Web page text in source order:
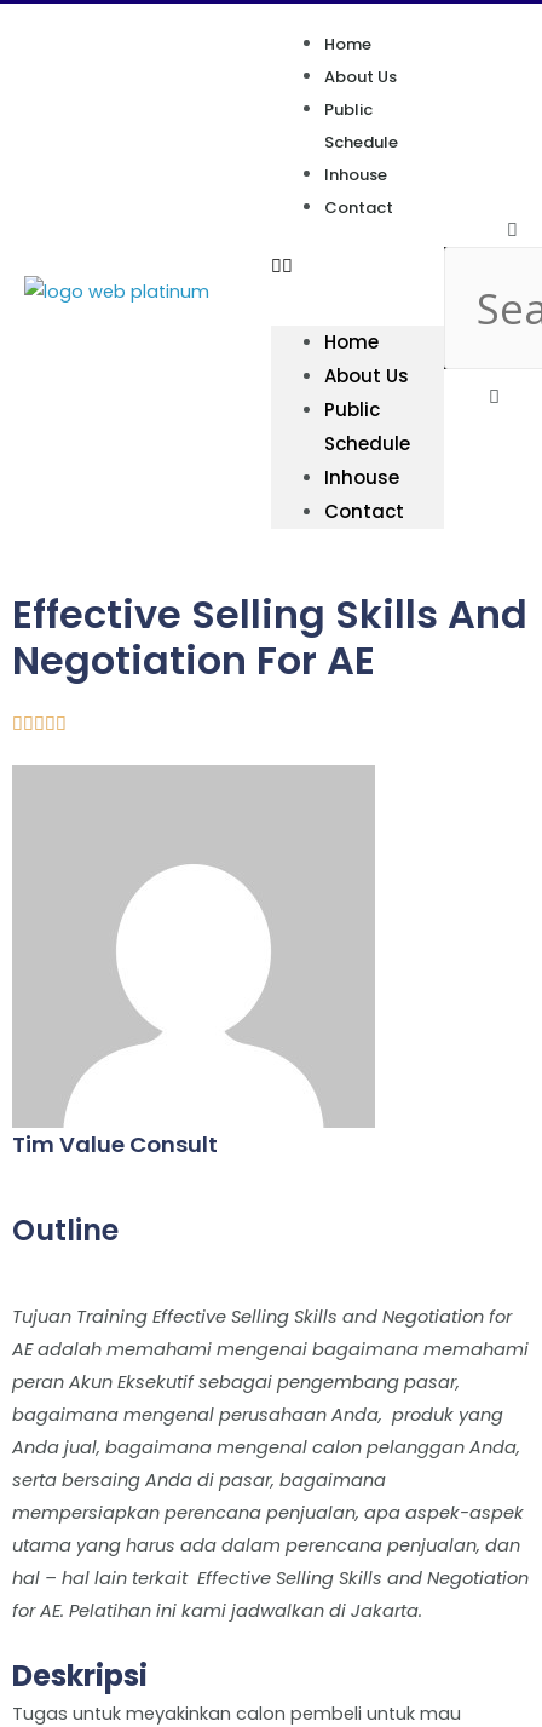
Home
About Us
Public
Schedule
Inhouse
Contact
Home
About Us
Public
Schedule
Inhouse
Contact
Effective Selling Skills And
Negotiation For AE
    
Tim Value Consult
Outline
Tujuan Training Effective Selling Skills and Negotiation for
AE adalah memahami mengenai bagaimana memahami
peran Akun Eksekutif sebagai pengembang pasar,
bagaimana mengenal perusahaan Anda, produk yang
Anda jual, bagaimana mengenal calon pelanggan Anda,
serta bersaing Anda di pasar, bagaimana
mempersiapkan perencana penjualan, apa aspek-aspek
utama yang harus ada dalam perencana penjualan, dan
hal – hal lain terkait Effective Selling Skills and Negotiation
for AE. Pelatihan ini kami jadwalkan di Jakarta.
Deskripsi
Tugas untuk meyakinkan calon pembeli untuk mau